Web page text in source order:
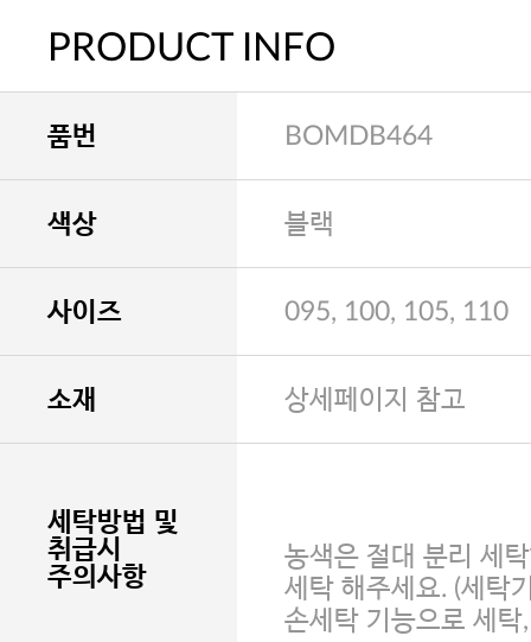
PRODUCT INFO
품번 BOMDB464
색상 블랙
사이즈 095, 100, 105, 110
소재 상세페이지 참고
세탁방법 및
취급시
주의사항
농색은 절대 분리 세
세탁 해주세요. (세탁
손세탁 기능으로 세탁